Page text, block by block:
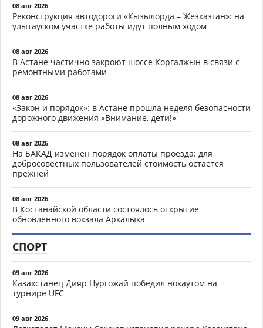
08 авг 2026
Реконструкция автодороги «Кызылорда – Жезказган»: на
улытауском участке работы идут полным ходом
08 авг 2026
В Астане частично закроют шоссе Коргалжын в связи с
ремонтными работами
08 авг 2026
«Закон и порядок»: в Астане прошла неделя безопасности
дорожного движения «Внимание, дети!»
08 авг 2026
На БАКАД изменен порядок оплаты проезда: для
добросовестных пользователей стоимость остается
прежней
08 авг 2026
В Костанайской области состоялось открытие
обновленного вокзала Аркалыка
СПОРТ
09 авг 2026
Казахстанец Дияр Нургожай победил нокаутом на
турнире UFC
09 авг 2026